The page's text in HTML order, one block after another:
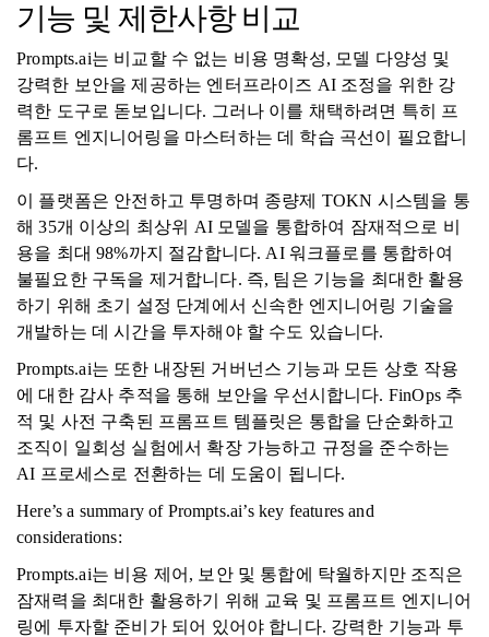
기능 및 제한사항 비교
Prompts.ai는 비교할 수 없는 비용 명확성, 모델 다양성 및
강력한 보안을 제공하는 엔터프라이즈 AI 조정을 위한 강
력한 도구로 돋보입니다. 그러나 이를 채택하려면 특히 프
롬프트 엔지니어링을 마스터하는 데 학습 곡선이 필요합니
다.
이 플랫폼은 안전하고 투명하며 종량제 TOKN 시스템을 통
해 35개 이상의 최상위 AI 모델을 통합하여 잠재적으로 비
용을 최대 98%까지 절감합니다. AI 워크플로를 통합하여
불필요한 구독을 제거합니다. 즉, 팀은 기능을 최대한 활용
하기 위해 초기 설정 단계에서 신속한 엔지니어링 기술을
개발하는 데 시간을 투자해야 할 수도 있습니다.
Prompts.ai는 또한 내장된 거버넌스 기능과 모든 상호 작용
에 대한 감사 추적을 통해 보안을 우선시합니다. FinOps 추
적 및 사전 구축된 프롬프트 템플릿은 통합을 단순화하고
조직이 일회성 실험에서 확장 가능하고 규정을 준수하는
AI 프로세스로 전환하는 데 도움이 됩니다.
Here’s a summary of Prompts.ai’s key features and
considerations:
Prompts.ai는 비용 제어, 보안 및 통합에 탁월하지만 조직은
잠재력을 최대한 활용하기 위해 교육 및 프롬프트 엔지니어
링에 투자할 준비가 되어 있어야 합니다. 강력한 기능과 투